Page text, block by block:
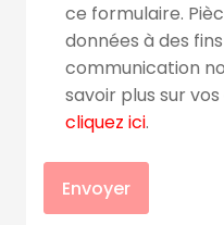
ce formulaire.
données à des
communication
savoir plus sur
cliquez ici.
Envoyer